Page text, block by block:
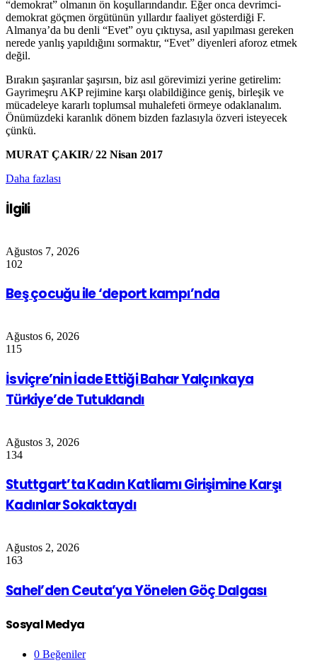
“demokrat” olmanın ön koşullarındandır. Eğer onca devrimci-
demokrat göçmen örgütünün yıllardır faaliyet gösterdiği F.
Almanya’da bu denli “Evet” oyu çıktıysa, asıl yapılması gereken
nerede yanlış yapıldığını sormaktır, “Evet” diyenleri aforoz etmek
değil.
Bırakın şaşıranlar şaşırsın, biz asıl görevimizi yerine getirelim:
Gayrimeşru AKP rejimine karşı olabildiğince geniş, birleşik ve
mücadeleye kararlı toplumsal muhalefeti örmeye odaklanalım.
Önümüzdeki karanlık dönem bizden fazlasıyla özveri isteyecek
çünkü.
MURAT ÇAKIR/ 22 Nisan 2017
Daha fazlası
İlgili
Ağustos 7, 2026
102
Beş çocuğu ile ‘deport kampı’nda
Ağustos 6, 2026
115
İsviçre’nin İade Ettiği Bahar Yalçınkaya
Türkiye’de Tutuklandı
Ağustos 3, 2026
134
Stuttgart’ta Kadın Katliamı Girişimine Karşı
Kadınlar Sokaktaydı
Ağustos 2, 2026
163
Sahel’den Ceuta’ya Yönelen Göç Dalgası
Sosyal Medya
0 Beğeniler